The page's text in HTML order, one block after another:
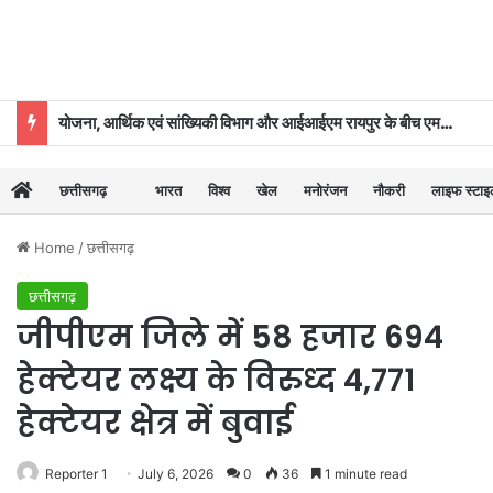
योजना, आर्थिक एवं सांख्यिकी विभाग और आईआईएम रायपुर के बीच एमओयू
छत्तीसगढ़ भारत विश्व खेल मनोरंजन नौकरी लाइफ
Home /छत्तीसगढ़
छत्तीसगढ़
जीपीएम जिले में 58 हजार 694
हेक्टेयर लक्ष्य के विरुध्द 4,771
हेक्टेयर क्षेत्र में बुवाई
Reporter 1 July 6, 2026 0 36 1 minute read